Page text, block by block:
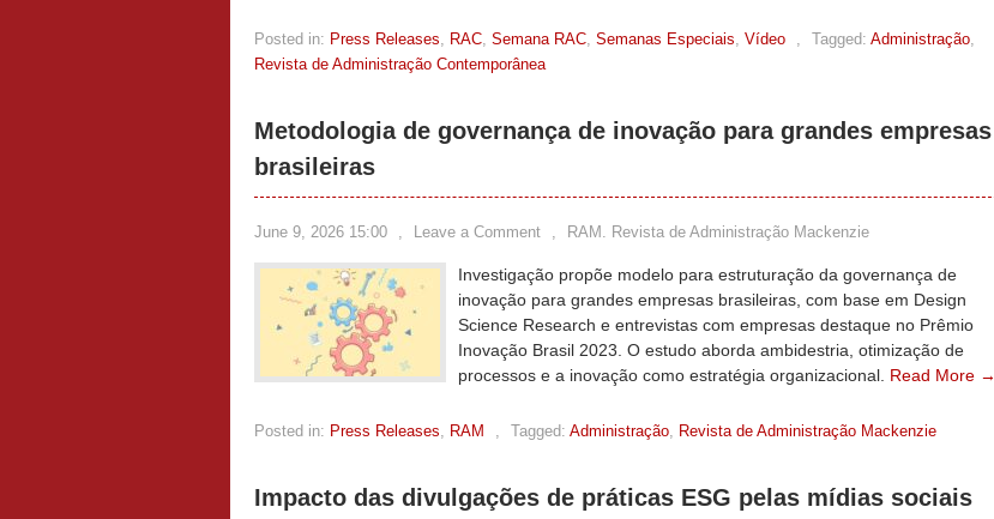
Posted in: Press Releases, RAC, Semana RAC, Semanas Especiais, Vídeo , Tagged: Administração,
Revista de Administração Contemporânea
Metodologia de governança de inovação para grandes empresas
brasileiras
June 9, 2026 15:00 , Leave a Comment , RAM. Revista de Administração Mackenzie
Investigação propõe modelo para estruturação da governança de
inovação para grandes empresas brasileiras, com base em Design
Science Research e entrevistas com empresas destaque no Prêmio
Inovação Brasil 2023. O estudo aborda ambidestria, otimização de
processos e a inovação como estratégia organizacional. Read More →
Posted in: Press Releases, RAM , Tagged: Administração, Revista de Administração Mackenzie
Impacto das divulgações de práticas ESG pelas mídias sociais